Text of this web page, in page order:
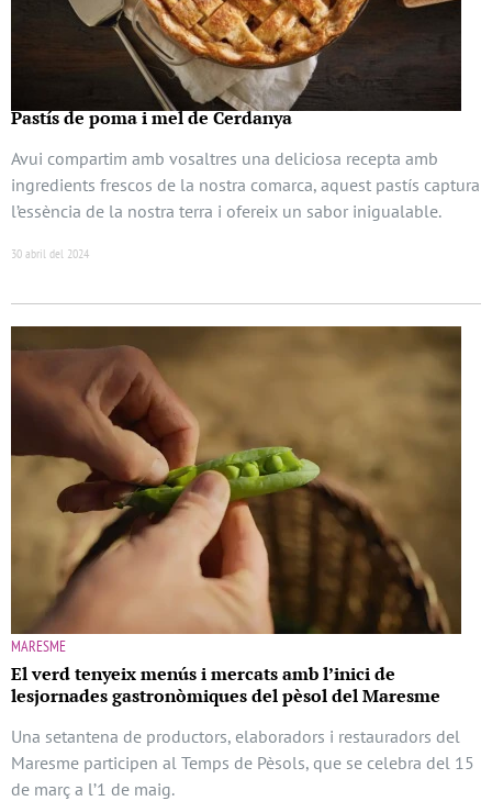
Pastís de poma i mel de Cerdanya
Avui compartim amb vosaltres una deliciosa recepta amb
ingredients frescos de la nostra comarca, aquest pastís captura
l’essència de la nostra terra i ofereix un sabor inigualable.
30 abril del 2024
MARESME
El verd tenyeix menús i mercats amb l’inici de
lesjornades gastronòmiques del pèsol del Maresme
Una setantena de productors, elaboradors i restauradors del
Maresme participen al Temps de Pèsols, que se celebra del 15
de març a l’1 de maig.